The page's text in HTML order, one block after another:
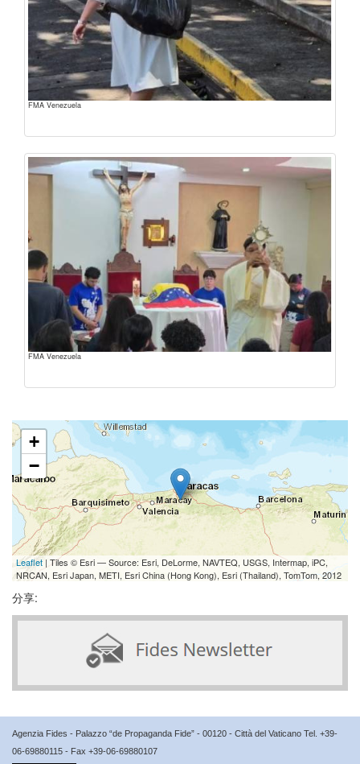
FMA Venezuela
FMA Venezuela
+
−
Leaflet | Tiles © Esri — Source: Esri, DeLorme, NAVTEQ, USGS, Intermap, iPC,
NRCAN, Esri Japan, METI, Esri China (Hong Kong), Esri (Thailand), TomTom, 2012
分享:
Agenzia Fides - Palazzo “de Propaganda Fide” - 00120 - Città del Vaticano Tel. +39-
06-69880115 - Fax +39-06-69880107